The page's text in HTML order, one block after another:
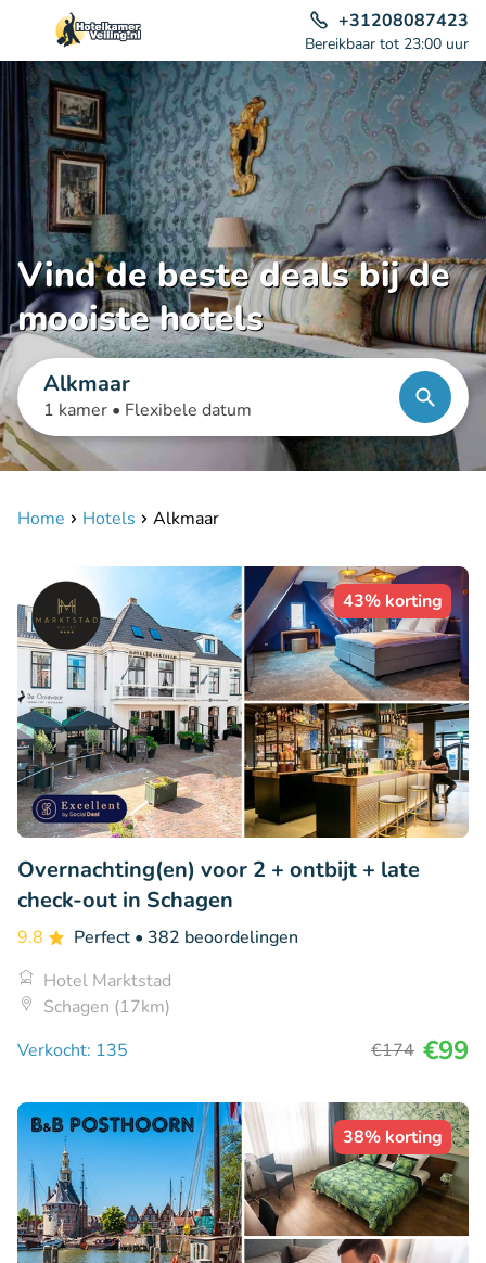
+31208087423
Bereikbaar tot 23:00 uur
Vind de beste deals bij de
mooiste hotels
Alkmaar
1 kamer • Flexibele datum
Home Hotels Alkmaar
43% korting
Overnachting(en) voor 2 + ontbijt + late
check-out in Schagen
9.8 Perfect • 382 beoordelingen
Hotel Marktstad
Schagen (17km)
Verkocht: 135
€174 €99
38% korting